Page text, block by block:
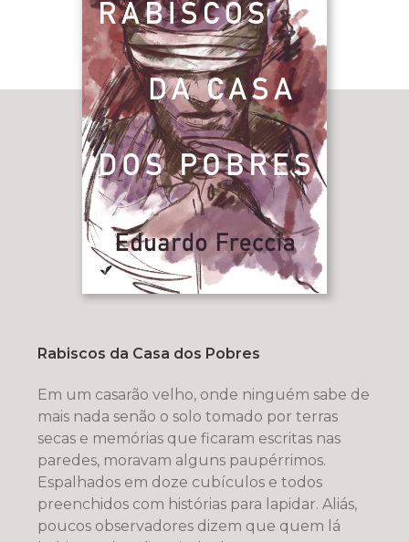
Rabiscos da Casa dos Pobres
Em um casarão velho, onde ninguém sabe de
mais nada senão o solo tomado por terras
secas e memórias que ficaram escritas nas
paredes, moravam alguns paupérrimos.
Espalhados em doze cubículos e todos
preenchidos com histórias para lapidar. Aliás,
poucos observadores dizem que quem lá